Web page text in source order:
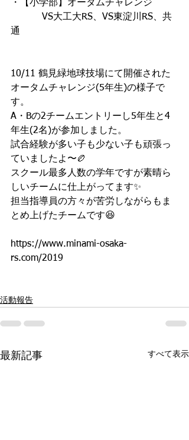
・【小学部】オータムチャレンジ
VS大工大RS、VS東淀川RS、共
通
10/11 鶴見緑地球技場にて開催された
オータムチャレンジ(5年生)の様子で
す。
A・Bの2チームエントリーし5年生と4
年生(2名)が参加しました。
試合経験が多い子も少ない子も頑張っ
ていましたよ〜🏉
スクール最多人数の学年ですが素晴ら
しいチームに仕上がってます✨
担当指導員の方々が苦労しながらもま
とめ上げたチームです😆
https://www.minami-osaka-
rs.com/2019
活動報告
最新記事 すべて表示